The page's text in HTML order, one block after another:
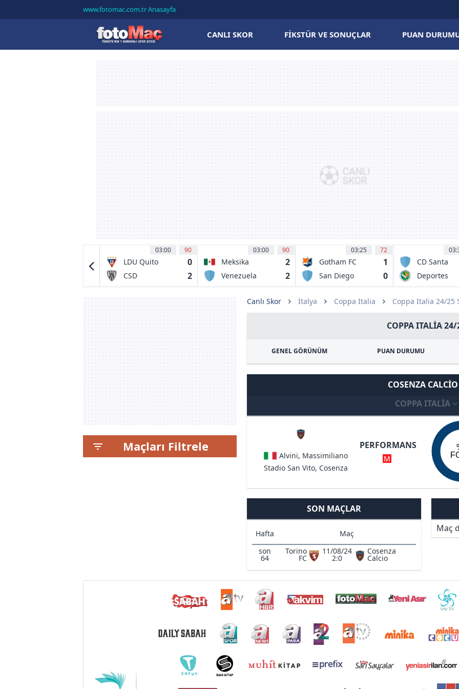
www.fotomac.com.tr Anasayfa
CANLI SKOR FIKSTÜR VE SONUÇLAR PUAN
0
03:00 90
LDU Quito 0
CSD
del Valle
2
03:00 90
Meksika 2
Venezuela 2
03:25 72
Gotham FC 1
San Diego
0
CD Santa
Cruz
Deportes
Maçları Filtrele
Canlı Skor İtalya Coppa Italia Coppa Italia 24/25
COPPA ITALIA 24/
GENEL GÖRÜNÜM PUAN DURUMU
COSENZA CALCIO
COPPA ITALIA
Alvini, Massimiliano
Stadio San Vito, Cosenza
PERFORMANS
M
SON MAÇLAR
Hafta
Maç
son
64
Torino
FC
11/08/24
2:0
Cosenza
Calcio
Maç